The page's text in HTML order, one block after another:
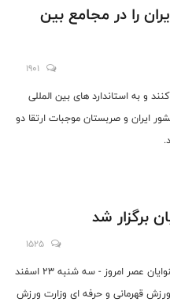
را در مجامع بین
1901
و به استاندارد های بین المللی
ایران و صربستان موجبات ارتقا دو
برگزار شد
1525
مجمع انتخاباتی فدراسیون ورزش های ناشنوایان عصر امروز - سه شنبه ۲۳ اسفند
قهرمانی و حرفه ای وزارت ورزش